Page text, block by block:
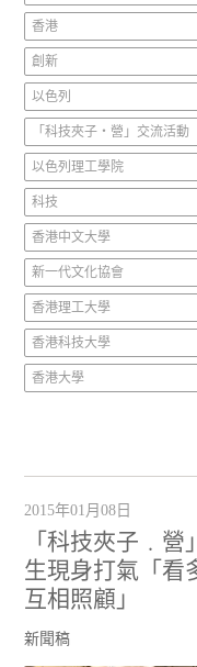
香港
創新
以色列
「科技夾子‧營」交流活動
以色列理工學院
科技
香港中文大學
新一代文化協會
香港理工大學
香港科技大學
香港大學
2015年01月08日
「科技夾子﹒
生現身打氣「看
互相照顧」
新聞稿